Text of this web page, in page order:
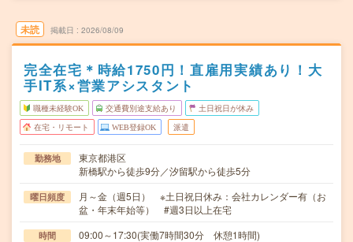
未読 掲載日 2026/08/09
完全在宅＊時給1750円！直雇用実績あり！大
手IT系×営業アシスタント
職種未経験OK 交通費別途支給あり 土日祝日が休み
在宅・リモート WEB登録OK 派遣
勤務地
東京都港区
新橋駅から徒歩9分／汐留駅から徒歩5分
曜日頻度
月～金（週5日） ※土日祝日休み：会社カレンダー有（お
盆・年末年始等） #週3日以上在宅
時間 09:00～17:30(実働7時間30分 休憩1時間)